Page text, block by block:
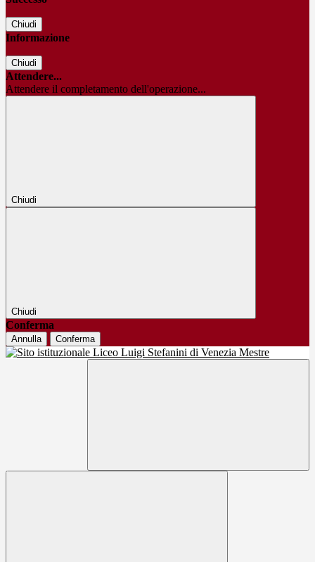
Chiudi
Informazione
Chiudi
Attendere...
Attendere il completamento dell'operazione...
Chiudi
Chiudi
Conferma
Annulla Conferma